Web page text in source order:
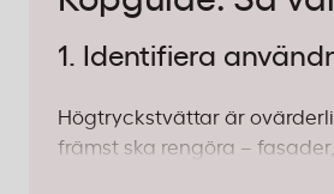
1. Identifiera
Högtryckstvättar är
främst ska rengöra –